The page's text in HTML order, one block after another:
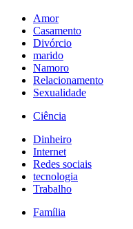
Amor
Casamento
Divórcio
marido
Namoro
Relacionamento
Sexualidade
Ciência
Dinheiro
Internet
Redes sociais
tecnologia
Trabalho
Família